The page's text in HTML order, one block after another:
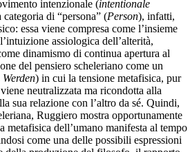
intenzionale (intentionale
di “persona” (Person), infatti,
essa viene compresa come l’insieme
assiologica dell’alterità,
dinamismo di continua apertura al
del pensiero scheleriano come un
) in cui la tensione metafisica, pur
neutralizzata ma ricondotta alla
sua relazione con l’altro da sé. Quindi,
Ruggiero mostra opportunamente
metafisica dell’umano manifesta al tempo
come una delle possibili espressioni